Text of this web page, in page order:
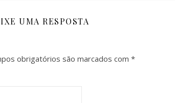
UMA RESPOSTA
obrigatórios são marcados com *